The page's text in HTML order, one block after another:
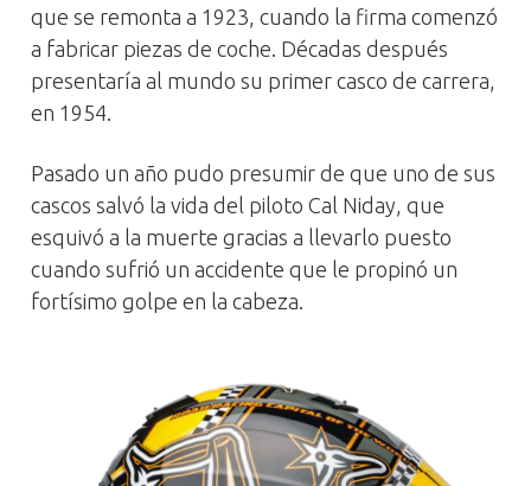
que se remonta a 1923, cuando la firma comenzó
a fabricar piezas de coche. Décadas después
presentaría al mundo su primer casco de carrera,
en 1954.
Pasado un año pudo presumir de que uno de sus
cascos salvó la vida del piloto Cal Niday, que
esquivó a la muerte gracias a llevarlo puesto
cuando sufrió un accidente que le propinó un
fortísimo golpe en la cabeza.